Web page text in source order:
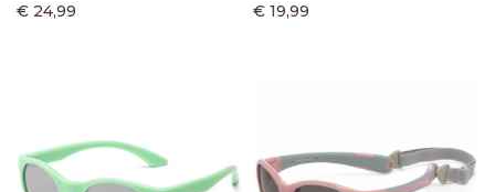
€ 24,99 € 19,99